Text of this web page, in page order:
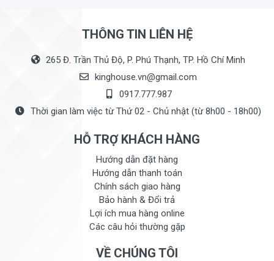
THÔNG TIN LIÊN HỆ
265 Đ. Trần Thủ Độ, P. Phú Thạnh, TP. Hồ Chí Minh
kinghouse.vn@gmail.com
0917.777.987
Thời gian làm việc từ Thứ 02 - Chủ nhật (từ 8h00 - 18h00)
HỖ TRỢ KHÁCH HÀNG
Hướng dẫn đặt hàng
Hướng dẫn thanh toán
Chính sách giao hàng
Bảo hành & Đổi trả
Lợi ích mua hàng online
Các câu hỏi thường gặp
VỀ CHÚNG TÔI